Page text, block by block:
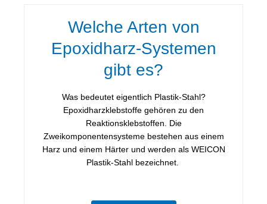
Welche Arten von
Epoxidharz-Systemen
gibt es?
Was bedeutet eigentlich Plastik-Stahl?
Epoxidharzklebstoffe gehören zu den
Reaktionsklebstoffen. Die
Zweikomponentensysteme bestehen aus einem
Harz und einem Härter und werden als WEICON
Plastik-Stahl bezeichnet.